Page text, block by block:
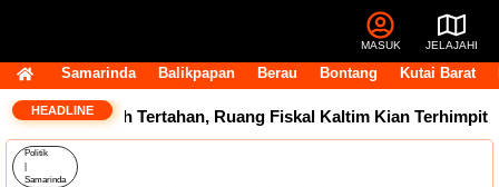
MASUK JELAJAHI
Samarinda Balikpapan Berau Bontang Kutai Barat
HEADLINE
Triliun Masih Tertahan, Ruang Fiskal Kaltim Kian Terhimpit
Politik
Samarinda